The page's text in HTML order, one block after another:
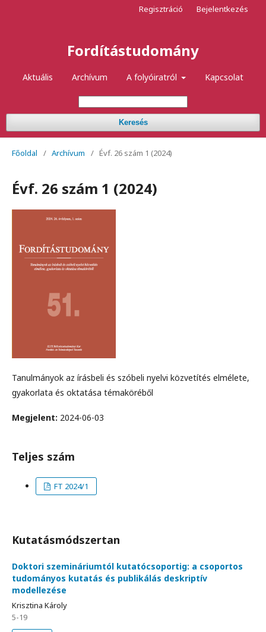
Fordítástudomány
Aktuális Archívum A folyóiratról Kapcsolat
Keresés
Regisztráció Bejelentkezés
Főoldal / Archívum / Évf. 26 szám 1 (2024)
Évf. 26 szám 1 (2024)
Tanulmányok az írásbeli és szóbeli nyelvi közvetítés elmélete,
gyakorlata és oktatása témaköréből
Megjelent: 2024-06-03
Teljes szám
FT 2024/1
Kutatásmódszertan
Doktori szemináriumtól kutatócsoportig: a csoportos
tudományos kutatás és publikálás deskriptív
modellezése
Krisztina Károly
5-19